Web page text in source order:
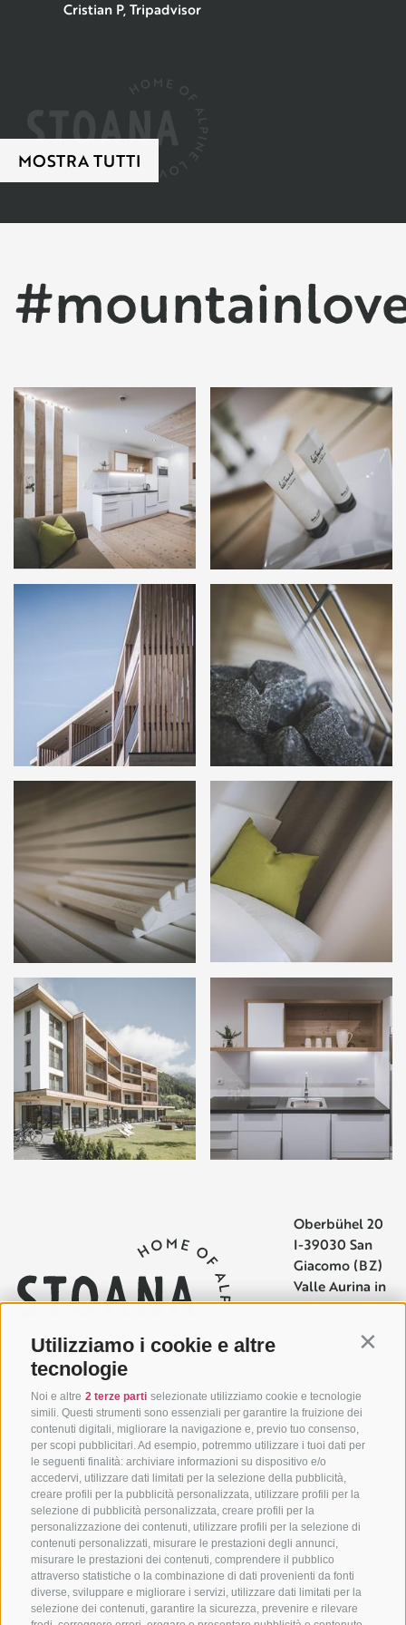
Utilizziamo i cookie e altre
tecnologie
Noi e altre 2 terze parti selezionate utilizziamo cookie e tecnologie
simili. Questi strumenti sono essenziali per garantire la fruizione dei
contenuti digitali, migliorare la navigazione e, previo tuo consenso,
per scopi pubblicitari. Ad esempio, potremmo utilizzare i tuoi dati per
le seguenti finalità: archiviare informazioni su dispositivo e/o
accedervi, utilizzare dati limitati per la selezione della pubblicità,
creare profili per la pubblicità personalizzata, utilizzare profili per la
selezione di pubblicità personalizzata, creare profili per la
personalizzazione dei contenuti, utilizzare profili per la selezione di
contenuti personalizzati, misurare le prestazioni degli annunci,
misurare le prestazioni dei contenuti, comprendere il pubblico
attraverso statistiche o la combinazione di dati provenienti da fonti
diverse, sviluppare e migliorare i servizi, utilizzare dati limitati per la
selezione dei contenuti, garantire la sicurezza, prevenire e rilevare
Cristian P, Tripadvisor
MOSTRA TUTTI
Oberbühel 20
I-39030 San
Giacomo (BZ)
Valle Aurina in
Alto Adige